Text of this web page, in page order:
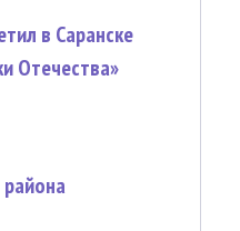
в Саранске
Отечества»